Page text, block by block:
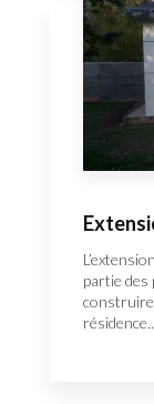
partie des